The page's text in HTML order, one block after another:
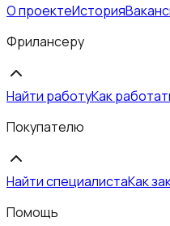
О проектеИстория
Фрилансеру
Найти работуКак
Покупателю
Найти специалистаКак
Помощь